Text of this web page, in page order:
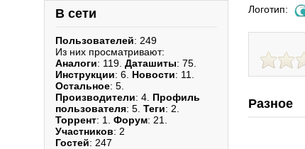
В сети
Пользователей: 249
Из них просматривают:
Аналоги: 119. Даташиты: 75.
Инструкции: 6. Новости: 11.
Остальное: 5.
Производители: 4. Профиль
пользователя: 5. Теги: 2.
Торрент: 1. Форум: 21.
Участников: 2
Гостей: 247
Логотип:
Разное